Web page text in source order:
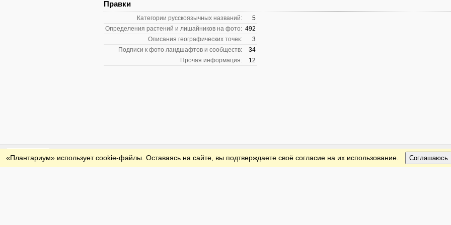
Правки
Категории русскоязычных названий:
5
Определения растений и лишайников на фото: 492
Описания географических точек:
3
Подписи к фото ландшафтов и сообществ:
34
Прочая информация:
12
Обратная связь
«Плантариум» использует cookie-файлы. Оставаясь на сайте, вы подтверждаете своё согласие на их использование. Соглашаюсь